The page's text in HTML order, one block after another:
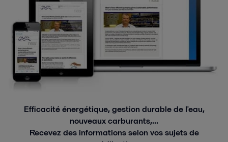
Efficacité énergétique, gestion durable de l'eau,
nouveaux carburants,...
Recevez des informations selon vos sujets de